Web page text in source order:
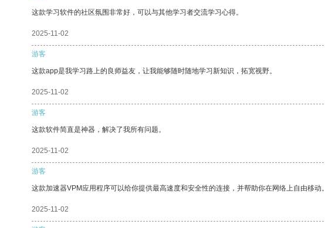
这款学习软件的社区氛围非常好，可以与其他学习者交流学习心得。
2025-11-02
游客
这款app是我学习路上的良师益友，让我能够随时随地学习新知识，拓宽视野。
2025-11-02
游客
这款软件简直是神器，解决了我所有问题。
2025-11-02
游客
这款加速器VPM应用程序可以给你提供最高速度和安全性的连接，并帮助你在网络上自由移动。
2025-11-02